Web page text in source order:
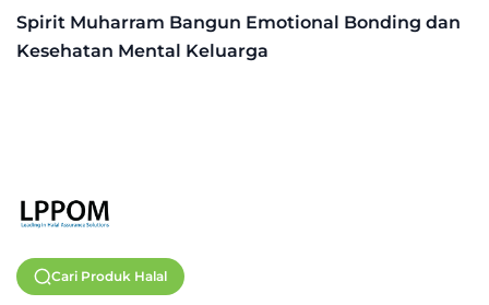
Spirit Muharram Bangun Emotional Bonding dan
Kesehatan Mental Keluarga
Cari Produk Halal